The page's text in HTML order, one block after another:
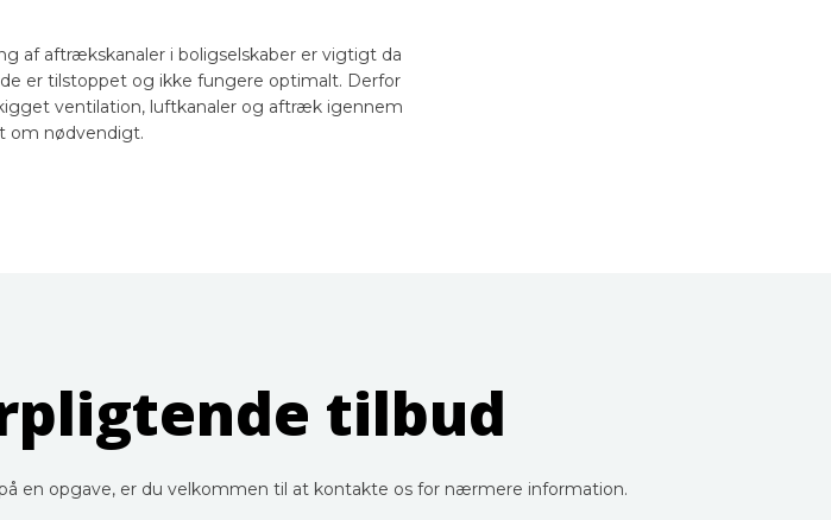
af aftrækskanaler i boligselskaber er vigtigt da
er tilstoppet og ikke fungere optimalt. Derfor
ventilation, luftkanaler og aftræk igennem
om nødvendigt.
tilbud
en opgave, er du velkommen til at kontakte os for nærmere information.